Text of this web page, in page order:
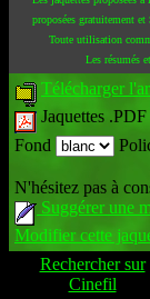
proposées gratuitement et
Toute utilisation
Les résumés
Télécharger
Jaquettes
Fond
N'hésitez pas à
Suggérer une
Modifier cette
Rechercher sur
Cinefil